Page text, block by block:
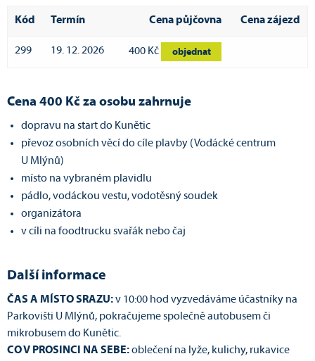
Kód Termín Cena půjčovna Cena zájezd
299 19. 12. 2026 400 Kč objednat
Cena 400 Kč za osobu zahrnuje
dopravu na start do Kunětic
převoz osobních věcí do cíle plavby (Vodácké centrum
U Mlýnů)
místo na vybraném plavidlu
pádlo, vodáckou vestu, vodotěsný soudek
organizátora
v cíli na foodtrucku svařák nebo čaj
Další informace
ČAS A MÍSTO SRAZU:v 10:00 hod vyzvedáváme účastníky na
Parkovišti U Mlýnů, pokračujeme společně autobusem či
mikrobusem do Kunětic.
CO V PROSINCI NA SEBE:oblečení na lyže, kulichy, rukavice